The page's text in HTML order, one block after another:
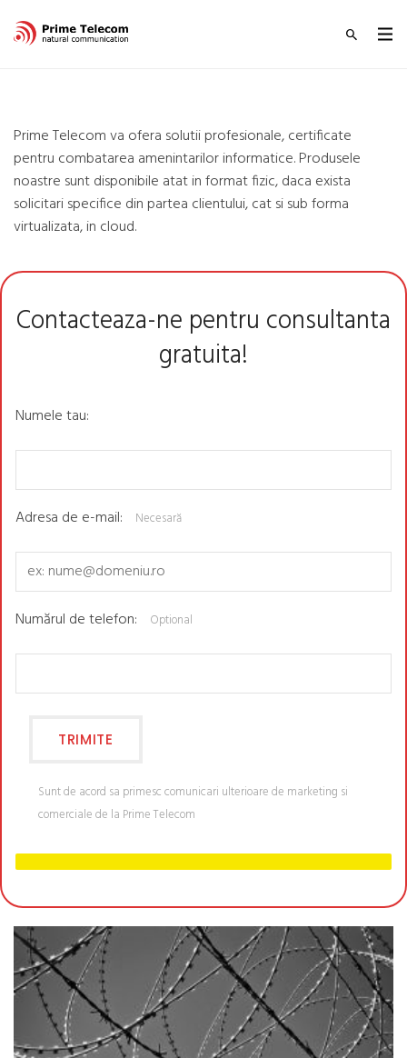
Prime Telecom va ofera solutii profesionale, certificate
pentru combatarea amenintarilor informatice. Produsele
noastre sunt disponibile atat in format fizic, daca exista
solicitari specifice din partea clientului, cat si sub forma
virtualizata, in cloud.
Contacteaza-ne pentru consultanta
gratuita!
Numele tau:
Adresa de e-mail: Necesară
Numărul de telefon: Optional
Sunt de acord sa primesc comunicari ulterioare de marketing si
comerciale de la Prime Telecom